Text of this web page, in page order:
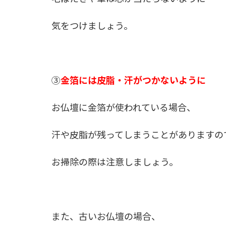
気をつけましょう。
③金箔には皮脂・汗がつかないように
お仏壇に金箔が使われている場合、
汗や皮脂が残ってしまうことがありますの
お掃除の際は注意しましょう。
また、古いお仏壇の場合、